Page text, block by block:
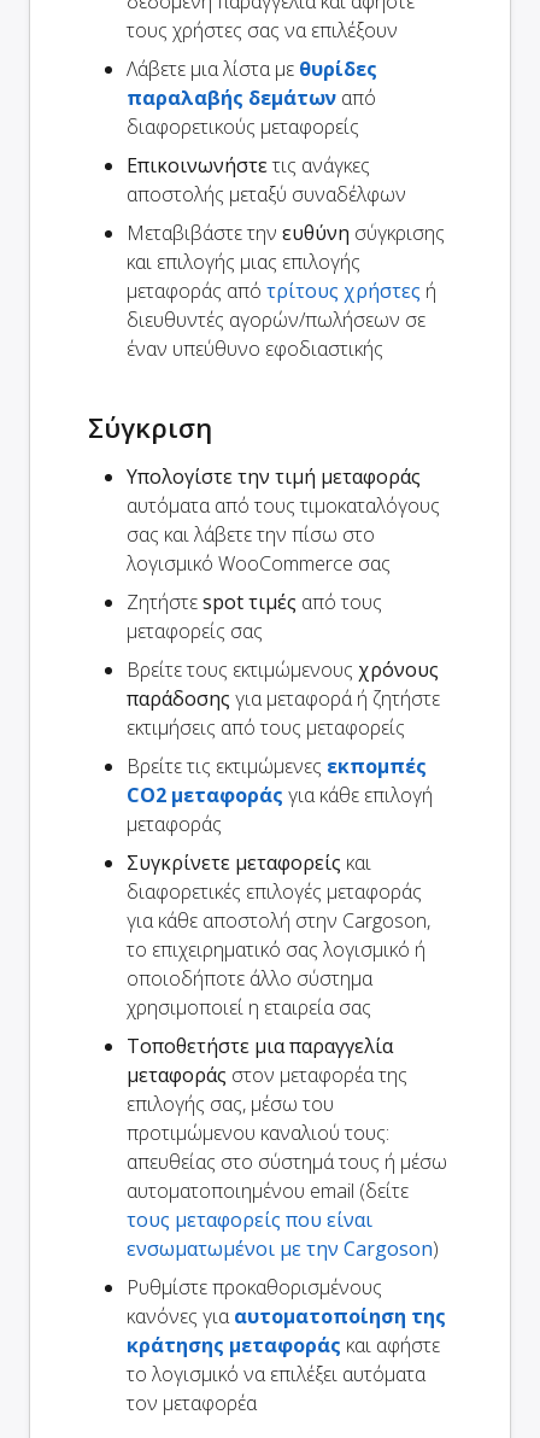
τους χρήστες σας να επιλέξουν
Λάβετε μια λίστα με θυρίδες
παραλαβής δεμάτων από
διαφορετικούς μεταφορείς
Επικοινωνήστετις ανάγκες
αποστολής μεταξύ συναδέλφων
Μεταβιβάστε την ευθύνη σύγκρισης
και επιλογής μιας επιλογής
μεταφοράς από τρίτους χρήστες ή
διευθυντές αγορών/πωλήσεων σε
έναν υπεύθυνο εφοδιαστικής
Σύγκριση
Υπολογίστε την τιμή μεταφοράς
αυτόματα από τους τιμοκαταλόγους
σας και λάβετε την πίσω στο
λογισμικό WooCommerce σας
Ζητήστεspot τιμές από τους
μεταφορείς σας
Βρείτε τους εκτιμώμενους χρόνους
παράδοσης για μεταφορά ή ζητήστε
εκτιμήσεις από τους μεταφορείς
Βρείτε τις εκτιμώμενες εκπομπές
CO2 μεταφοράς για κάθε επιλογή
μεταφοράς
Συγκρίνετε μεταφορείς και
διαφορετικές επιλογές μεταφοράς
για κάθε αποστολή στην Cargoson,
το επιχειρηματικό σας λογισμικό ή
οποιοδήποτε άλλο σύστημα
χρησιμοποιεί η εταιρεία σας
Τοποθετήστε μια παραγγελία
μεταφοράς στον μεταφορέα της
επιλογής σας, μέσω του
προτιμώμενου καναλιού τους:
απευθείας στο σύστημά τους ή μέσω
αυτοματοποιημένου email (δείτε
τους μεταφορείς που είναι
ενσωματωμένοι με την Cargoson)
Ρυθμίστε προκαθορισμένους
κανόνες γιααυτοματοποίηση της
κράτησης μεταφοράς και αφήστε
το λογισμικό να επιλέξει αυτόματα
τον μεταφορέα